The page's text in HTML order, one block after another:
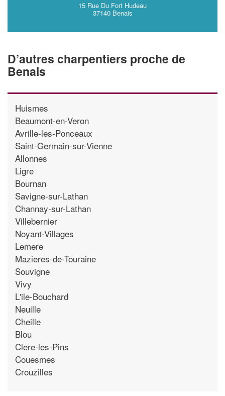
15 Rue Du Fort Hudeau
37140 Benais
D’autres charpentiers proche de
Benais
Huismes
Beaumont-en-Veron
Avrille-les-Ponceaux
Saint-Germain-sur-Vienne
Allonnes
Ligre
Bournan
Savigne-sur-Lathan
Channay-sur-Lathan
Villebernier
Noyant-Villages
Lemere
Mazieres-de-Touraine
Souvigne
Vivy
L'ile-Bouchard
Neuille
Cheille
Blou
Clere-les-Pins
Couesmes
Crouzilles